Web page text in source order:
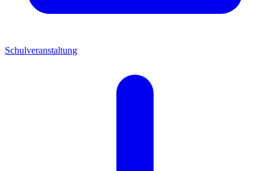
Schulveranstaltung